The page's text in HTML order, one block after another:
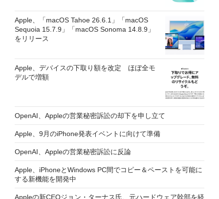
Apple、「macOS Tahoe 26.6.1」「macOS
Sequoia 15.7.9」「macOS Sonoma 14.8.9」
をリリース
Apple、デバイスの下取り額を改定 ほぼ全モ
デルで増額
OpenAI、Appleの営業秘密訴訟の却下を申し立て
Apple、9月のiPhone発表イベントに向けて準備
OpenAI、Appleの営業秘密訴訟に反論
Apple、iPhoneとWindows PC間でコピー＆ペーストを可能に
する新機能を開発中
Appleの新CEOジョン・ターナス氏、元ハードウェア幹部を経